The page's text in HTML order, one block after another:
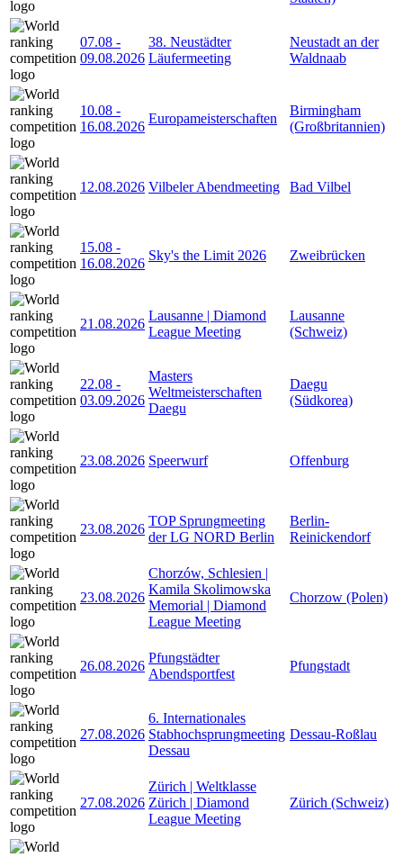
07.08 -
09.08.2026
38. Neustädter
Läufermeeting
Neustadt an der
Waldnaab
10.08 -
16.08.2026
Europameisterschaften
Birmingham
(Großbritannien)
12.08.2026 Vilbeler Abendmeeting Bad Vilbel
15.08 -
16.08.2026
Sky's the Limit 2026 Zweibrücken
21.08.2026
Lausanne | Diamond
League Meeting
Lausanne
(Schweiz)
22.08 -
03.09.2026
Masters
Weltmeisterschaften
Daegu
Daegu
(Südkorea)
23.08.2026 Speerwurf Offenburg
23.08.2026
TOP Sprungmeeting
der LG NORD Berlin
Berlin-
Reinickendorf
23.08.2026
Chorzów, Schlesien |
Kamila Skolimowska
Memorial | Diamond
League Meeting
Chorzow (Polen)
26.08.2026
Pfungstädter
Abendsportfest
Pfungstadt
27.08.2026
6. Internationales
Stabhochsprungmeeting
Dessau
Dessau-Roßlau
27.08.2026
Zürich | Weltklasse
Zürich | Diamond
League Meeting
Zürich (Schweiz)